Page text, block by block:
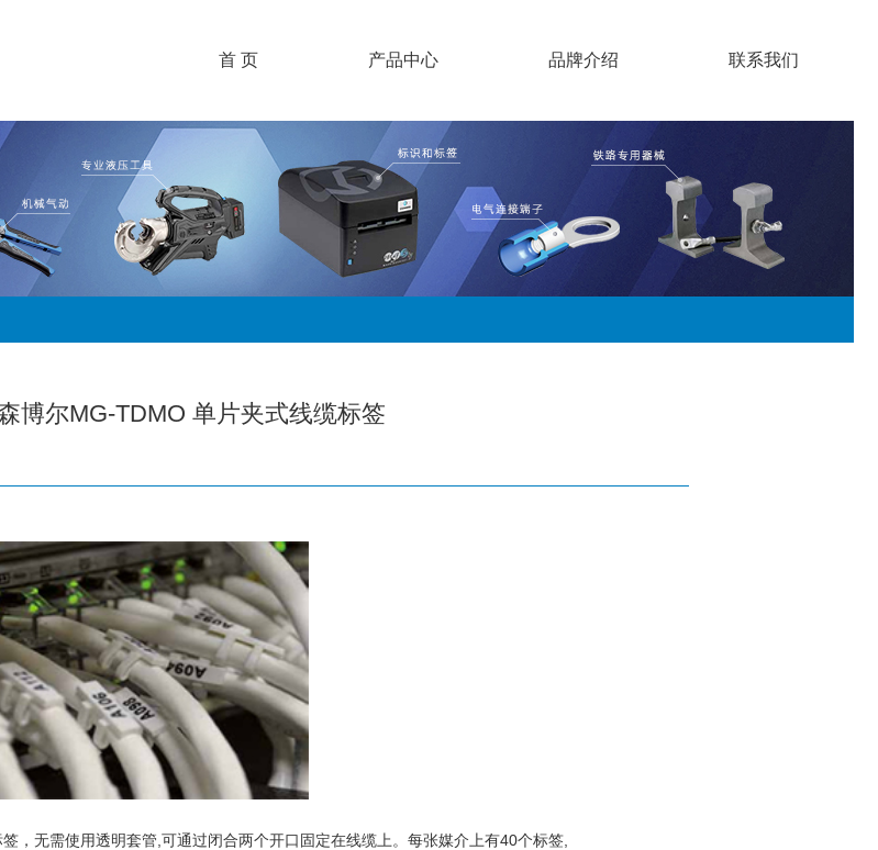
首 页 产品中心 品牌介绍 联系我们
博尔MG-TDMO 单片夹式线缆标签
，无需使用透明套管,可通过闭合两个开口固定在线缆上。每张媒介上有40个标签,